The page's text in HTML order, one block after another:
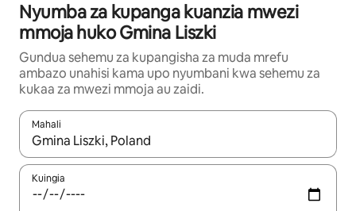
Nyumba za kupanga kuanzia mwezi
mmoja huko Gmina Liszki
Gundua sehemu za kupangisha za muda mrefu
ambazo unahisi kama upo nyumbani kwa sehemu za
kukaa za mwezi mmoja au zaidi.
Mahali
Wakati matokeo yanapatikana, vinjari kwa kutumia vitufe vya
Kuingia